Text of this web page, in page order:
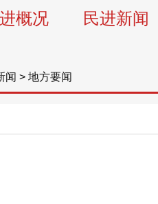
概况 民进新闻
闻 > 地方要闻